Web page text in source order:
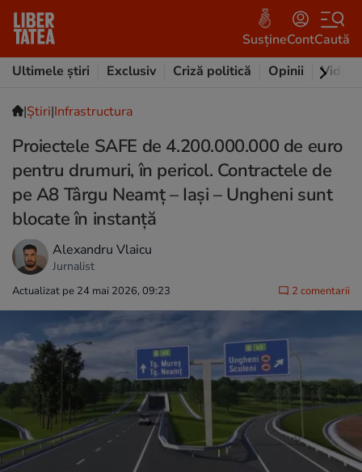
SusțineContCaută
Ultimele știri
Exclusiv Criză politică Opinii Video
|Ştiri|Infrastructura
Proiectele SAFE de 4.200.000.000 de euro
pentru drumuri, în pericol. Contractele de
pe A8 Târgu Neamţ – Iaşi – Ungheni sunt
blocate în instanță
Alexandru Vlaicu
Jurnalist
Actualizat pe 24 mai 2026, 09:23 2 comentarii